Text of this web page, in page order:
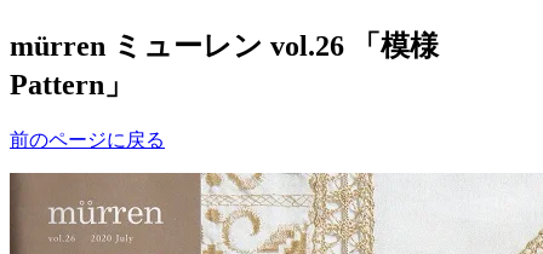
mürren ミューレン vol.26 「模様
Pattern」
前のページに戻る